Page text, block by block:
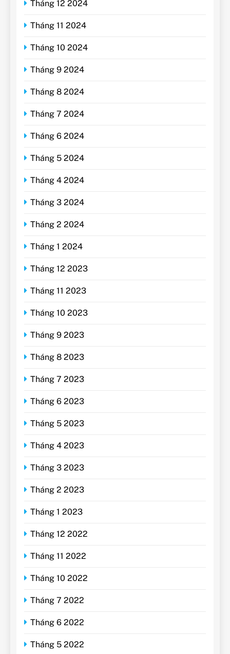
Tháng 12 2024
Tháng 11 2024
Tháng 10 2024
Tháng 9 2024
Tháng 8 2024
Tháng 7 2024
Tháng 6 2024
Tháng 5 2024
Tháng 4 2024
Tháng 3 2024
Tháng 2 2024
Tháng 1 2024
Tháng 12 2023
Tháng 11 2023
Tháng 10 2023
Tháng 9 2023
Tháng 8 2023
Tháng 7 2023
Tháng 6 2023
Tháng 5 2023
Tháng 4 2023
Tháng 3 2023
Tháng 2 2023
Tháng 1 2023
Tháng 12 2022
Tháng 11 2022
Tháng 10 2022
Tháng 7 2022
Tháng 6 2022
Tháng 5 2022